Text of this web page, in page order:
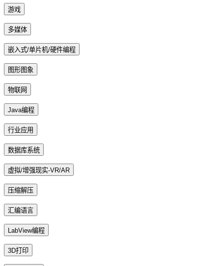
游戏
多媒体
嵌入式/单片机/硬件编程
图形图象
物联网
Java编程
行业应用
数据库系统
虚拟/增强现实-VR/AR
压缩解压
汇编语言
LabView编程
3D打印